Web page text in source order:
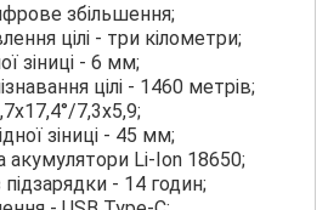
збільшення;
цілі - три кілометри;
зіниці - 6 мм;
цілі - 1460 метрів;
7,3x5,9;
зіниці - 45 мм;
Li-Ion 18650;
- 14 годин;